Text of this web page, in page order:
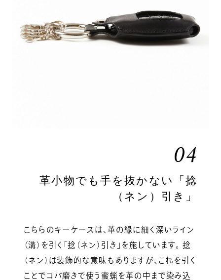
04
革小物でも手を抜かない「捻
（ネン）引き」
こちらのキーケースは、革の縁に細く深いライン
（溝）を引く「捻（ネン）引き」を施しています。 捻
（ネン）は装飾的な意味もありますが、これを引く
ことでコバ磨きで使う蜜蝋を革の中まで染み込